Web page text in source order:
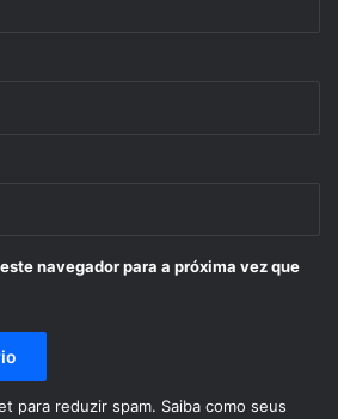
navegador para a próxima vez que
para reduzir spam. Saiba como seus